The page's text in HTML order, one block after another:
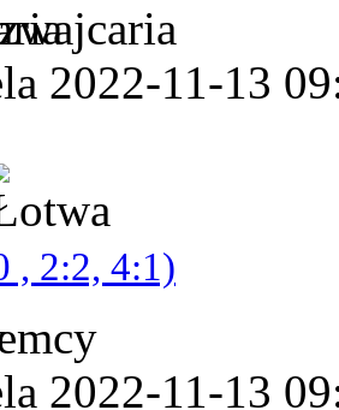
2022-11-13
, 2:2, 4:1)
2022-11-13